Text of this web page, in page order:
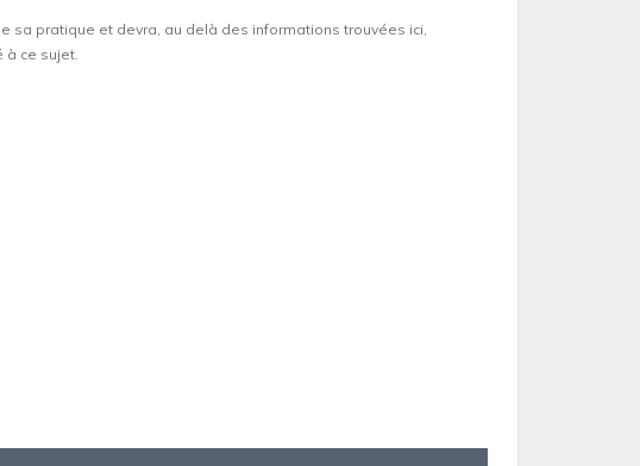
pratique et devra, au delà des informations trouvées ici,
à ce sujet.